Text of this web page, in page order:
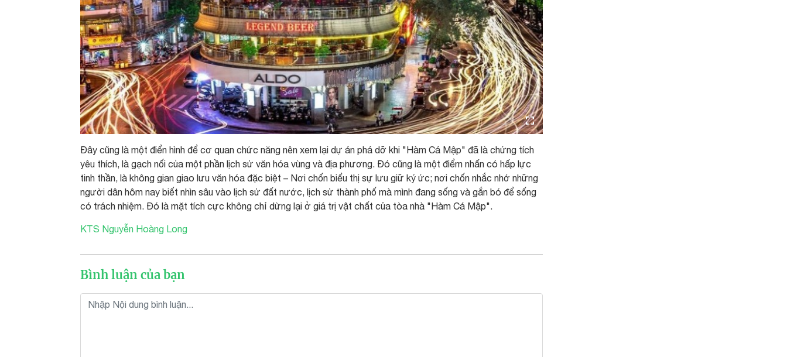
Đây cũng là một điển hình để cơ quan chức năng nên xem lại dự án phá dỡ khi "Hàm Cá Mập" đã là chứng tích
yêu thích, là gạch nối của một phần lịch sử văn hóa vùng và địa phương. Đó cũng là một điểm nhấn có hấp lực
tinh thần, là không gian giao lưu văn hóa đặc biệt – Nơi chốn biểu thị sự lưu giữ ký ức; nơi chốn nhắc nhớ những
người dân hôm nay biết nhìn sâu vào lịch sử đất nước, lịch sử thành phố mà mình đang sống và gắn bó để sống
có trách nhiệm. Đó là mặt tích cực không chỉ dừng lại ở giá trị vật chất của tòa nhà "Hàm Cá Mập".
KTS Nguyễn Hoàng Long
Bình luận của bạn